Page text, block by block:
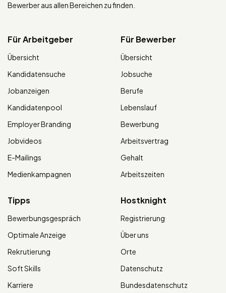
Bewerber aus allen Bereichen zu finden.
Für Arbeitgeber
Übersicht
Kandidatensuche
Jobanzeigen
Kandidatenpool
Employer Branding
Jobvideos
E-Mailings
Medienkampagnen
Für Bewerber
Übersicht
Jobsuche
Berufe
Lebenslauf
Bewerbung
Arbeitsvertrag
Gehalt
Arbeitszeiten
Tipps
Bewerbungsgespräch
Optimale Anzeige
Rekrutierung
Soft Skills
Karriere
Hostknight
Registrierung
Über uns
Orte
Datenschutz
Bundesdatenschutz